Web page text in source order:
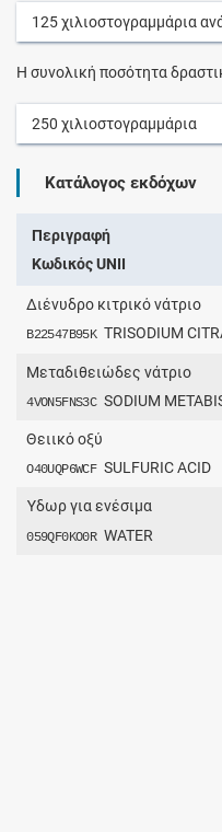
125χιλιοστογραμμάρια
Η συνολική ποσότητα
250 χιλιοστογραμμάρια
Κατάλογος εκδόχων
Περιγραφή
Κωδικός UNII
Διένυδρο κιτρικό νάτριο
B22547B95K TRISODIUM
Μεταδιθειώδες νάτριο
4VON5FNS3C SODIUM
Θειικό οξύ
O40UQP6WCF SULFURIC ACID
Ύδωρ για ενέσιμα
059QF0KO0R WATER